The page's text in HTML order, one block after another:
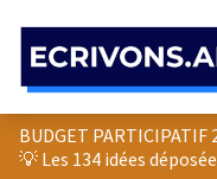
BUDGET PARTICIPATIF
💡 Les 134 idées